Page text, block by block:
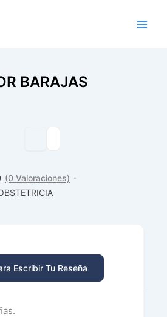
BARAJAS
(0 Valoraciones)
Escribir Tu Reseña